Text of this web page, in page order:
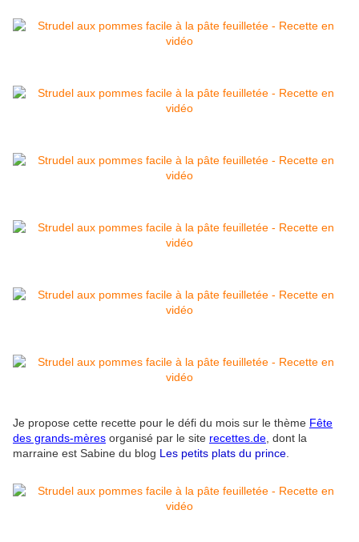
Je propose cette recette pour le défi du mois sur le thème Fête
des grands-mères organisé par le site recettes.de dont la
marraine est Sabine du blog Les petits plats du prince